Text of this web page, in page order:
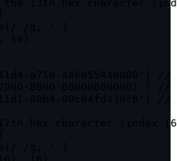
the 13th hex character
hex character (index